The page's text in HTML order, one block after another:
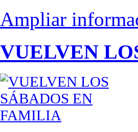
Ampliar
VUELVEN